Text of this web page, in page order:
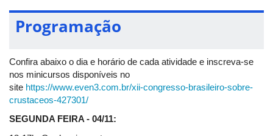
inclusão e de oportunidade de participação a todos. Na
programação, buscamos um número equilibrado de convidados
e convidadas, além de discussões científicas sobre a
bem como temas que tangem a preocupação com consumo
sustentável e alimentação alternativa. Não podemos deixar de
destacar que esta edição contará pela primeira vez com um
espaço apropriado para receber as crianças dos congressistas.
Uma conquista relevante para toda a nossa comunidade de
Programação
Confira abaixo o dia e horário de cada atividade e inscreva-se
nos minicursos disponíveis no
site https://www.even3.com.br/xii-congresso-brasileiro-sobre-
crustaceos-427301/
SEGUNDA FEIRA - 04/11: